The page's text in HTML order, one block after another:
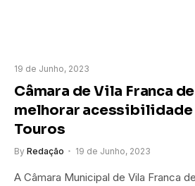
19 de Junho, 2023
Câmara de Vila Franca
melhorar acessibilidade
Touros
By Redação 19 de Junho, 2023
A Câmara Municipal de Vila Franca